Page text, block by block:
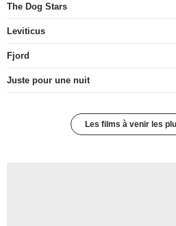
The Dog Stars
Leviticus
Fjord
Juste pour une nuit
Les films à venir les